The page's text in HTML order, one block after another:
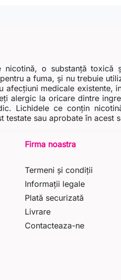
nicotină, o substanță
a fuma, și nu trebuie
afecțiuni medicale existente,
alergic la oricare dintre
Lichidele ce conțin
testate sau aprobate în acest
Firma noastra
Termeni și condiții
Informații legale
Plată securizată
Livrare
Contacteaza-ne